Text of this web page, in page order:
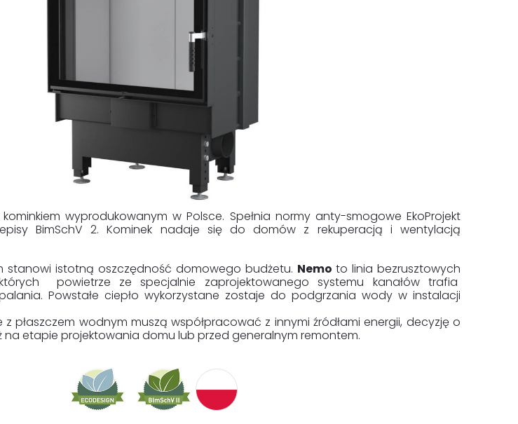
wyprodukowanym w Polsce. Spełnia normy anty-smogowe EkoProjekt
BimSchV 2. Kominek nadaje się do domów z rekuperacją i wentylacją
stanowi istotną oszczędność domowego budżetu. Nemo to linia bezrusztowych
powietrze ze specjalnie zaprojektowanego systemu kanałów trafia
Powstałe ciepło wykorzystane zostaje do podgrzania wody w instalacji
z płaszczem wodnym muszą współpracować z innymi źródłami energii, decyzję o
na etapie projektowania domu lub przed generalnym remontem.